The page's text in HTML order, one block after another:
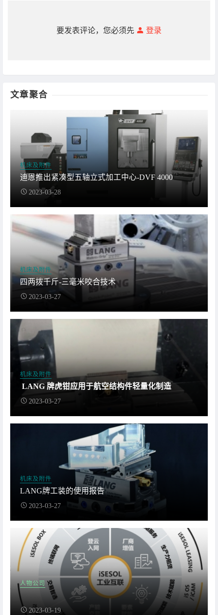
要发表评论，您必须先 登录
文章聚合
机床及附件
迪恩推出紧凑型五轴立式加工中心-DVF 4000
2023-03-28
机床及附件
四两拨千斤-三毫米咬合技术
2023-03-27
机床及附件
LANG 牌虎钳应用于航空结构件轻量化制造
2023-03-27
机床及附件
LANG牌工装的使用报告
2023-03-27
人物公司
2023-03-19